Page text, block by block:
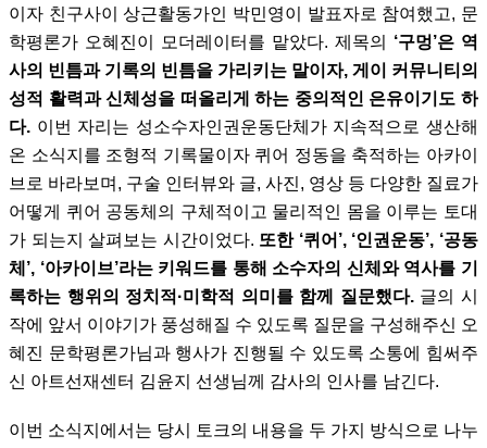
이자 친구사이 상근활동가인 박민영이 발표자로 참여했고, 문
학평론가 오혜진이 모더레이터를 맡았다. 제목의 ‘구멍’은 역
사의 빈틈과 기록의 빈틈을 가리키는 말이자, 게이 커뮤니티의
성적 활력과 신체성을 떠올리게 하는 중의적인 은유이기도 하
다. 이번 자리는 성소수자인권운동단체가 지속적으로 생산해
온 소식지를 조형적 기록물이자 퀴어 정동을 축적하는 아카이
브로 바라보며, 구술 인터뷰와 글, 사진, 영상 등 다양한 질료가
어떻게 퀴어 공동체의 구체적이고 물리적인 몸을 이루는 토대
가 되는지 살펴보는 시간이었다. 또한 ‘퀴어’, ‘인권운동’, ‘공동
체’, ‘아카이브’라는 키워드를 통해 소수자의 신체와 역사를 기
록하는 행위의 정치적·미학적 의미를 함께 질문했다.글의 시
작에 앞서 이야기가 풍성해질 수 있도록 질문을 구성해주신 오
혜진 문학평론가님과 행사가 진행될 수 있도록 소통에 힘써주
신 아트선재센터 김윤지 선생님께 감사의 인사를 남긴다.
이번 소식지에서는 당시 토크의 내용을 두 가지 방식으로 나누